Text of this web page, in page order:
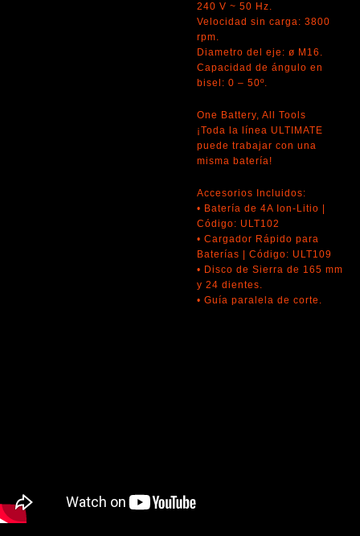
240 V ~ 50 Hz.
Velocidad sin carga: 3800
rpm.
Diametro del eje: ø M16.
Capacidad de ángulo en
bisel: 0 – 50º.
One Battery, All Tools
¡Toda la línea ULTIMATE
puede trabajar con una
misma batería!
Accesorios Incluidos:
• Batería de 4A Ion-Litio |
Código: ULT102
• Cargador Rápido para
Baterías | Código: ULT109
• Disco de Sierra de 165 mm
y 24 dientes.
• Guía paralela de corte.